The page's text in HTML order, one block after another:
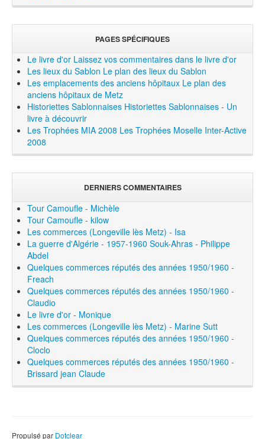
PAGES SPÉCIFIQUES
Le livre d'or Laissez vos commentaires dans le livre d'or
Les lieux du Sablon Le plan des lieux du Sablon
Les emplacements des anciens hôpitaux Le plan des
anciens hôpitaux de Metz
Historiettes Sablonnaises Historiettes Sablonnaises - Un
livre à découvrir
Les Trophées MIA 2008 Les Trophées Moselle Inter-Active
2008
DERNIERS COMMENTAIRES
Tour Camoufle - Michèle
Tour Camoufle - kilow
Les commerces (Longeville lès Metz) - Isa
La guerre d'Algérie - 1957-1960 Souk-Ahras - Philippe
Abdel
Quelques commerces réputés des années 1950/1960 -
Freach
Quelques commerces réputés des années 1950/1960 -
Claudio
Le livre d'or - Monique
Les commerces (Longeville lès Metz) - Marine Sutt
Quelques commerces réputés des années 1950/1960 -
Cloclo
Quelques commerces réputés des années 1950/1960 -
Brissard jean Claude
Propulsé par Dotclear